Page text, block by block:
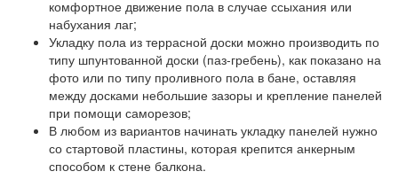
комфортное движение пола в случае ссыхания или
набухания лаг;
Укладку пола из террасной доски можно производить по
типу шпунтованной доски (паз-гребень), как показано на
фото или по типу проливного пола в бане, оставляя
между досками небольшие зазоры и крепление панелей
при помощи саморезов;
В любом из вариантов начинать укладку панелей нужно
со стартовой пластины, которая крепится анкерным
способом к стене балкона.